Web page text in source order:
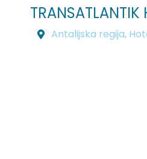
TRANSATLANTIK
Antalijska regija,